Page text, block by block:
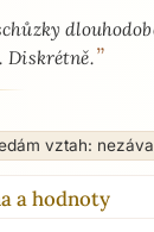
Diskrétně.”
vztah:
a hodnoty